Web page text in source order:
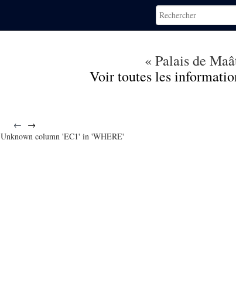
« Palais de
Voir toutes les
←
→
Unknown column 'EC1' in 'WHERE'